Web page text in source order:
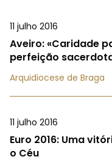
11 julho 2016
Aveiro: «Caridade
perfeição
Arquidiocese de Braga
11 julho 2016
Euro 2016: Uma
o Céu